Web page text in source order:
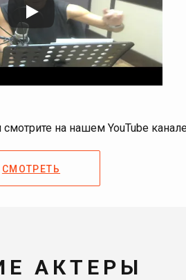
на нашем YouTube
СМОТРЕТЬ
АКТЕРЫ